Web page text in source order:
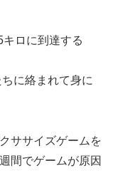
ロに到達する
に絡まれて身に
ササイズゲームを
間でゲームが原因